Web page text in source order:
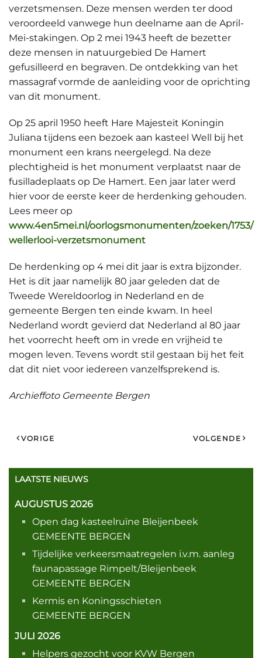
verzetsmensen. Deze mensen werden ter dood
veroordeeld vanwege hun deelname aan de April-
Mei-stakingen. Op 2 mei 1943 heeft de bezetter
deze mensen in natuurgebied De Hamert
gefusilleerd en begraven. De ontdekking van het
massagraf vormde de aanleiding voor de oprichting
van dit monument.
Op 25 april 1950 heeft Hare Majesteit Koningin
Juliana tijdens een bezoek aan kasteel Well bij het
monument een krans neergelegd. Na deze
plechtigheid is het monument verplaatst naar de
fusilladeplaats op De Hamert. Een jaar later werd
hier voor de eerste keer de herdenking gehouden.
Lees meer op
www.4en5mei.nl/oorlogsmonumenten/zoeken/1753/
wellerlooi-verzetsmonument
De herdenking op 4 mei dit jaar is extra bijzonder.
Het is dit jaar namelijk 80 jaar geleden dat de
Tweede Wereldoorlog in Nederland en de
gemeente Bergen ten einde kwam. In heel
Nederland wordt gevierd dat Nederland al 80 jaar
het voorrecht heeft om in vrede en vrijheid te
mogen leven. Tevens wordt stil gestaan bij het feit
dat dit niet voor iedereen vanzelfsprekend is.
Archieffoto Gemeente Bergen
VORIGE VOLGENDE
LAATSTE NIEUWS
AUGUSTUS 2026
Open dag kasteelruïne Bleijenbeek
GEMEENTE BERGEN
Tijdelijke verkeersmaatregelen i.v.m. aanleg
faunapassage Rimpelt/Bleijenbeek
GEMEENTE BERGEN
Kermis en Koningsschieten
GEMEENTE BERGEN
JULI 2026
Helpers gezocht voor KVW Bergen